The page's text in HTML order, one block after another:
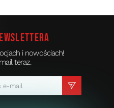
i nowościach!
teraz.